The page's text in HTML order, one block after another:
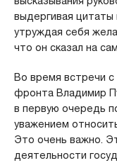
выдергивая цитаты
утруждая себя
что он сказал на
Во время встречи
фронта Владимир
в первую очередь
уважением
Это очень важно.
деятельности